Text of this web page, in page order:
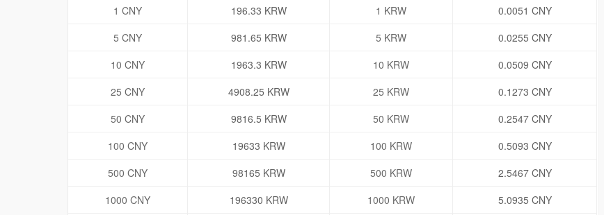
1 CNY
196.33 KRW 1 KRW
0.0051 CNY
5 CNY
981.65 KRW 5 KRW
0.0255 CNY
10 CNY
1963.3 KRW 10 KRW
0.0509 CNY
25 CNY
4908.25 KRW 25 KRW
0.1273 CNY
50 CNY
9816.5 KRW 50 KRW
0.2547 CNY
100 CNY
19633 KRW 100 KRW
0.5093 CNY
500 CNY
98165 KRW 500 KRW
2.5467 CNY
1000 CNY
196330 KRW 1000 KRW
5.0935 CNY